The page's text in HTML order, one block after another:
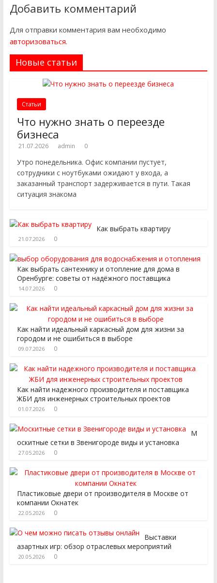
Добавить комментарий
Для отправки комментария вам необходимо
авторизоваться.
Новые статьи
Статьи
Что нужно знать о переезде
бизнеса
21.07.2026 admin 0
Утро понедельника. Офис компании пустует,
сотрудники с ноутбуками ожидают у входа, а
заказанный транспорт задерживается в пути. Такая
ситуация знакома
Как выбрать квартиру
21.07.2026 0
Как выбрать сантехнику и отопление для дома в
Оренбурге: советы от надёжного поставщика
14.07.2026 0
Как найти идеальный каркасный дом для жизни за
городом и не ошибиться в выборе
09.07.2026 0
Как найти надежного производителя и поставщика
ЖБИ для инженерных строительных проектов
01.07.2026 0
М
оскитные сетки в Звенигороде виды и установка
27.05.2026 0
Пластиковые двери от производителя в Москве от
компании Окнатек
22.05.2026 0
Выставки
азартных игр: обзор отраслевых мероприятий
20.05.2026 0